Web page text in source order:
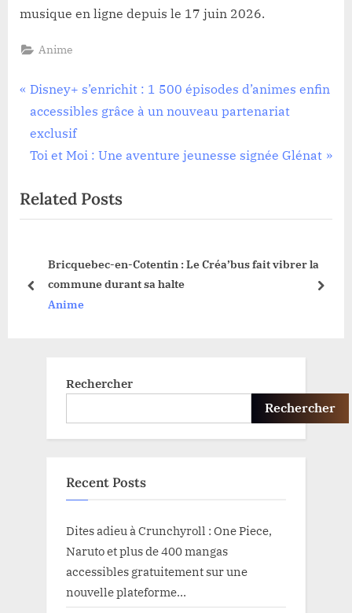
musique en ligne depuis le 17 juin 2026.
Anime
Navigation
de
l’article
P
r
e
v
o
u
o
Disney+ s’enrichit : 1 500 épisodes d’animes enfin
accessibles grâce à un nouveau partenariat
exclusif
N
x
t
s
Toi et Moi : Une aventure jeunesse signée Glénat
Related Posts
Bricquebec-en-Cotentin : Le Créa’bus fait vibrer la
commune durant sa halte
Anime
prev next
Rechercher
Rechercher
Recent Posts
Dites adieu à Crunchyroll : One Piece,
Naruto et plus de 400 mangas
accessibles gratuitement sur une
nouvelle plateforme…